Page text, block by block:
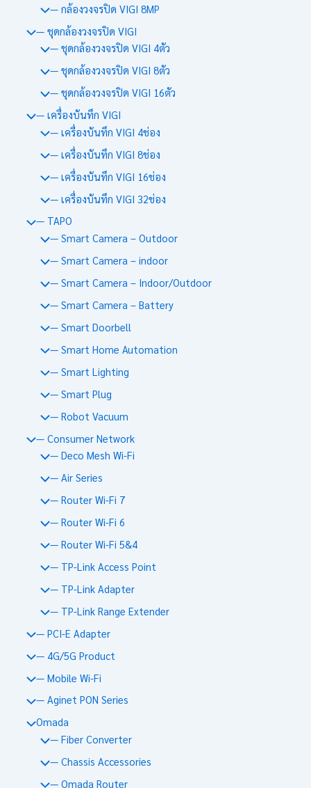
— กล้องวงจรปิด VIGI 8MP
— ชุดกล้องวงจรปิด VIGI
— ชุดกล้องวงจรปิด VIGI 4ตัว
— ชุดกล้องวงจรปิด VIGI 8ตัว
— ชุดกล้องวงจรปิด VIGI 16ตัว
— เครื่องบันทึก VIGI
— เครื่องบันทึก VIGI 4ช่อง
— เครื่องบันทึก VIGI 8ช่อง
— เครื่องบันทึก VIGI 16ช่อง
— เครื่องบันทึก VIGI 32ช่อง
— TAPO
— Smart Camera – Outdoor
— Smart Camera – indoor
— Smart Camera – Indoor/Outdoor
— Smart Camera – Battery
— Smart Doorbell
— Smart Home Automation
— Smart Lighting
— Smart Plug
— Robot Vacuum
— Consumer Network
— Deco Mesh Wi-Fi
— Air Series
— Router Wi-Fi 7
— Router Wi-Fi 6
— Router Wi-Fi 5&4
— TP-Link Access Point
— TP-Link Adapter
— TP-Link Range Extender
— PCI-E Adapter
— 4G/5G Product
— Mobile Wi-Fi
— Aginet PON Series
Omada
— Fiber Converter
— Chassis Accessories
— Omada Router